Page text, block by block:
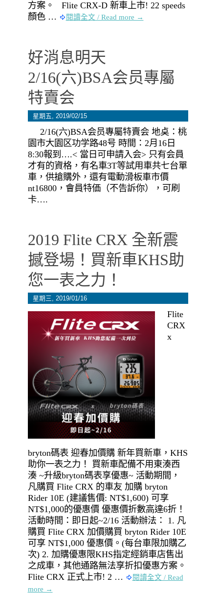
方案。 Flite CRX-D 新車上市! 22 speeds
顏色 …
閱讀全文 / Read more →
好消息明天
2/16(六)BSA会员專屬
特賣会
星期五, 2019/02/15
2/16(六)BSA会员專屬特賣会 地奌：桃
園市大園区功学路48号 時間：2月16日
8:30報到….< 當日可申請入会> 只有会員
才有的資格，有名車3T等試用車共七台單
車，供搶購外，還有電動滑板車市價
nt16800，會員特価（不告訴你），可刷
卡….
2019 Flite CRX 全新震
撼登場！買新車KHS助
您一表之力！
星期三, 2019/01/16
Flite
CRX
x
bryton碼表 迎春加價購 新年買新車，KHS
助你一表之力！ 買新車配備不用東湊西
湊 ~升級bryton碼表享優惠~ 活動期間，
凡購買 Flite CRX 的車友 加購 bryton
Rider 10E (建議售價: NT$1,600) 可享
NT$1,000的優惠價 優惠價折數高達6折！
活動時間：即日起~2/16 活動辦法： 1. 凡
購買 Flite CRX 加價購買 bryton Rider 10E
可享 NT$1,000 優惠價。(每台車限加購乙
次) 2. 加購優惠限KHS指定經銷車店售出
之成車，其他通路無法享折扣優惠方案。
Flite CRX 正式上市! 2 …
閱讀全文 / Read
more →